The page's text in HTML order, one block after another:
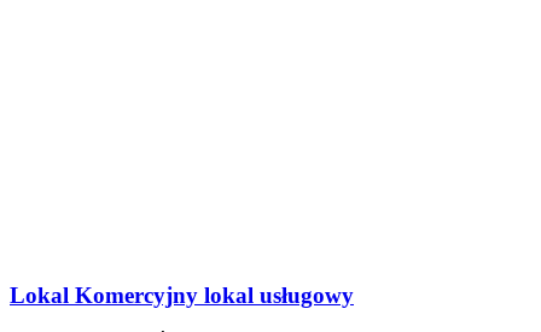
Lokal Komercyjny lokal usługowy